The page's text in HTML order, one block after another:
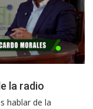
la radio
hablar de la